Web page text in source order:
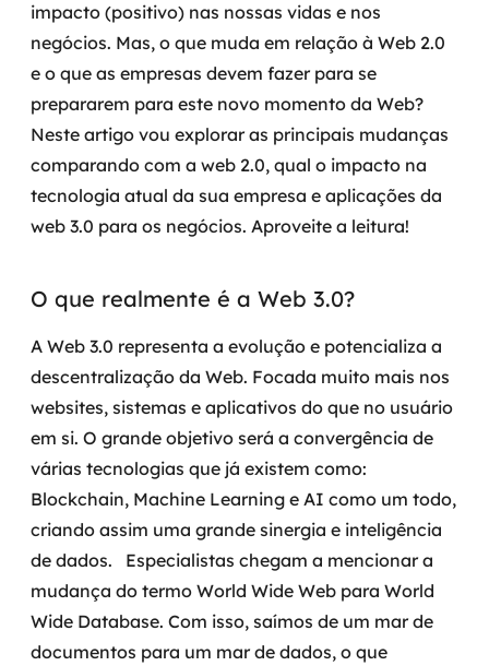
Business Intelligence
Data Lakes & Warehouses
Governança de dados
Modernização de aplicações
Desenvolvimento web e mobile
Migração para Cloud
Transformação digital
UX / UI design
Sustentar operações com eficiência
Sustentação de aplicações
SRE / DevOps
impacto (positivo) nas nossas vidas e nos
negócios. Mas, o que muda em relação à Web 2.0
e o que as empresas devem fazer para se
prepararem para este novo momento da Web?
Neste artigo vou explorar as principais mudanças
comparando com a web 2.0, qual o impacto na
tecnologia atual da sua empresa e aplicações da
web 3.0 para os negócios. Aproveite a leitura!
O que realmente é a Web 3.0?
A Web 3.0 representa a evolução e potencializa a
descentralização da Web. Focada muito mais nos
websites, sistemas e aplicativos do que no usuário
em si. O grande objetivo será a convergência de
várias tecnologias que já existem como:
Blockchain, Machine Learning e AI como um todo,
criando assim uma grande sinergia e inteligência
de dados.
Especialistas chegam a mencionar a
mudança do termo World Wide Web para World
Wide Database. Com isso, saímos de um mar de
documentos para um mar de dados, o que